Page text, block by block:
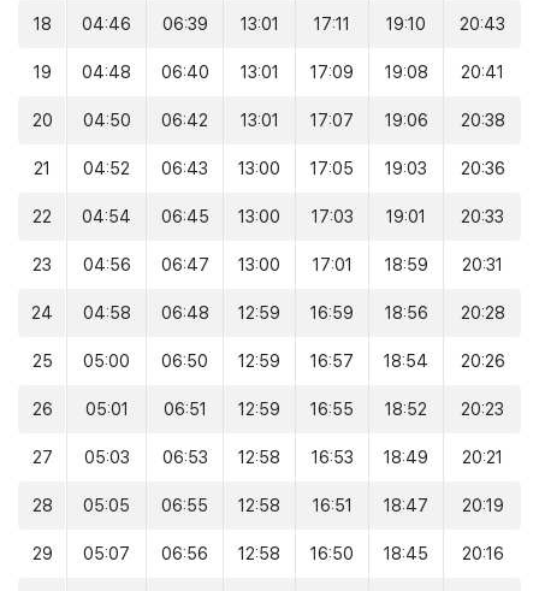
18 04:46 06:39 13:01 17:11 19:10 20:43
19 04:48 06:40 13:01 17:09 19:08 20:41
20 04:50 06:42 13:01 17:07 19:06 20:38
21 04:52 06:43 13:00 17:05 19:03 20:36
22 04:54 06:45 13:00 17:03 19:01 20:33
23 04:56 06:47 13:00 17:01 18:59 20:31
24 04:58 06:48 12:59 16:59 18:56 20:28
25 05:00 06:50 12:59 16:57 18:54 20:26
26 05:01 06:51 12:59 16:55 18:52 20:23
27 05:03 06:53 12:58 16:53 18:49 20:21
28 05:05 06:55 12:58 16:51 18:47 20:19
29 05:07 06:56 12:58 16:50 18:45 20:16